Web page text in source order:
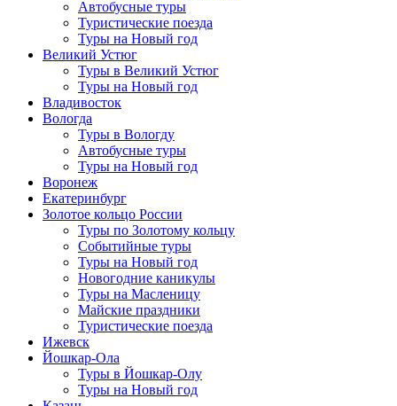
Автобусные туры
Туристические поезда
Туры на Новый год
Великий Устюг
Туры в Великий Устюг
Туры на Новый год
Владивосток
Вологда
Туры в Вологду
Автобусные туры
Туры на Новый год
Воронеж
Екатеринбург
Золотое кольцо России
Туры по Золотому кольцу
Событийные туры
Туры на Новый год
Новогодние каникулы
Туры на Масленицу
Майские праздники
Туристические поезда
Ижевск
Йошкар-Ола
Туры в Йошкар-Олу
Туры на Новый год